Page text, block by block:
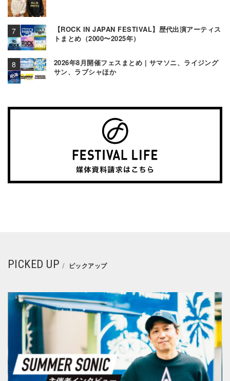
【ROCK IN JAPAN FESTIVAL】歴代出演アーティス
トまとめ（2000〜2025年）
2026年8月開催フェスまとめ | サマソニ、ライジング
サン、ラブシャほか
PICKED UP ピックアップ